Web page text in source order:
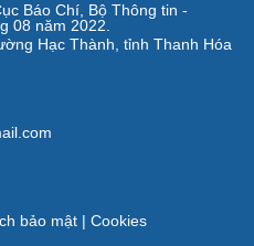
Báo Chí, Bộ Thông tin -
08 năm 2022.
Hạc Thành, tỉnh Thanh Hóa
bảo mật | Cookies